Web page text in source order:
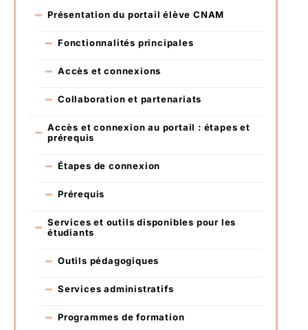
Présentation du portail élève CNAM
Fonctionnalités principales
Accès et connexions
Collaboration et partenariats
Accès et connexion au portail : étapes et
prérequis
Étapes de connexion
Prérequis
Services et outils disponibles pour les
étudiants
Outils pédagogiques
Services administratifs
Programmes de formation